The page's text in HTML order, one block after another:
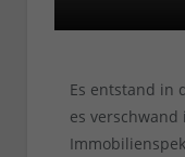
Es entstand in
es